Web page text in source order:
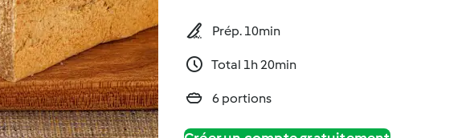
Prép. 10min
Total 1h 20min
6 portions